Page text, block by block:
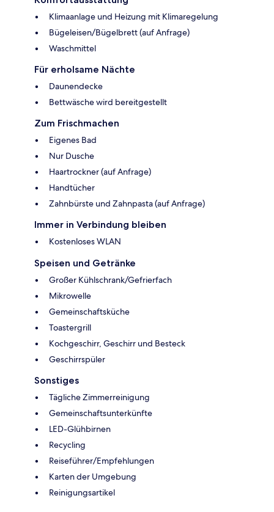
Klimaanlage und Heizung mit Klimaregelung
Bügeleisen/Bügelbrett (auf Anfrage)
Waschmittel
Für erholsame Nächte
Daunendecke
Bettwäsche wird bereitgestellt
Zum Frischmachen
Eigenes Bad
Nur Dusche
Haartrockner (auf Anfrage)
Handtücher
Zahnbürste und Zahnpasta (auf Anfrage)
Immer in Verbindung bleiben
Kostenloses WLAN
Speisen und Getränke
Großer Kühlschrank/Gefrierfach
Mikrowelle
Gemeinschaftsküche
Toastergrill
Kochgeschirr, Geschirr und Besteck
Geschirrspüler
Sonstiges
Tägliche Zimmerreinigung
Gemeinschaftsunterkünfte
LED-Glühbirnen
Recycling
Reiseführer/Empfehlungen
Karten der Umgebung
Reinigungsartikel